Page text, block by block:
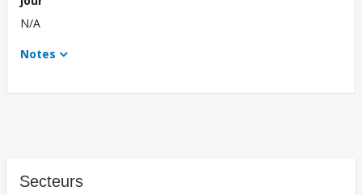
N/A
Notes
Secteurs